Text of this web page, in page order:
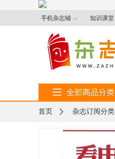
手机杂志铺 知识课堂
全部商品分类
首页 杂志订阅分类